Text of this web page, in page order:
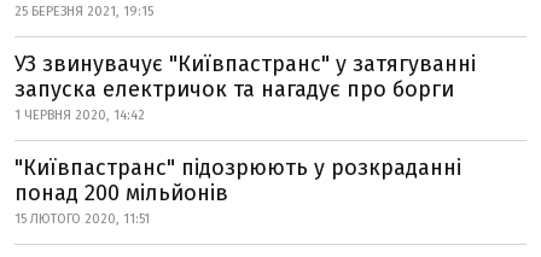
25 БЕРЕЗНЯ 2021, 19:15
УЗ звинувачує "Київпастранс" у затягуванні
запуска електричок та нагадує про борги
1 ЧЕРВНЯ 2020, 14:42
"Київпастранс" підозрюють у розкраданні
понад 200 мільйонів
15 ЛЮТОГО 2020, 11:51